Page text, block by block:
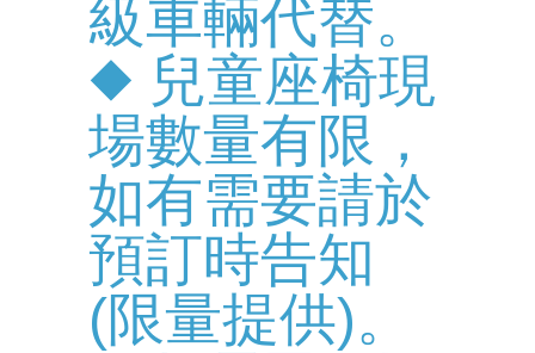
級車輛代替。
◆ 兒童座椅現
場數量有限，
如有需要請於
預訂時告知
(限量提供)。